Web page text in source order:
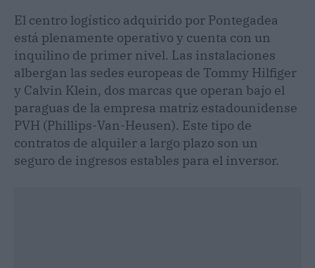
El centro logístico adquirido por Pontegadea
está plenamente operativo y cuenta con un
inquilino de primer nivel. Las instalaciones
albergan las sedes europeas de Tommy Hilfiger
y Calvin Klein, dos marcas que operan bajo el
paraguas de la empresa matriz estadounidense
PVH (Phillips-Van-Heusen). Este tipo de
contratos de alquiler a largo plazo son un
seguro de ingresos estables para el inversor.